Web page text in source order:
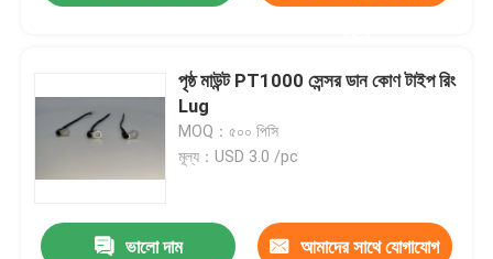
আমাদের সম্পর্কে
পৃষ্ঠ মাউন্ট PT1000 সেন্সর ডান কোণ টাইপ রিং
Lug
MOQ：৫০০ পিসি
মূল্য：USD 3.0 /pc
ভালো দাম আমাদের সাথে যোগাযোগ